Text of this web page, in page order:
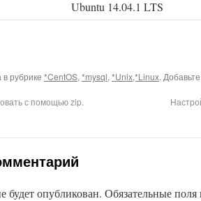
Ubuntu 14.04.1 LTS
рубрике *CentOS, *mysql, *Unix,*Linux.
с помощью zip.
будет опубликован. Обязательные